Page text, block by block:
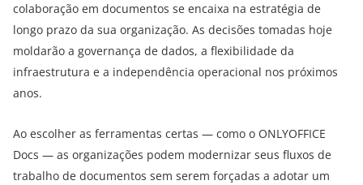
colaboração em documentos se encaixa na estratégia de
longo prazo da sua organização. As decisões tomadas hoje
moldarão a governança de dados, a flexibilidade da
infraestrutura e a independência operacional nos próximos
anos.
Ao escolher as ferramentas certas — como o ONLYOFFICE
Docs — as organizações podem modernizar seus fluxos de
trabalho de documentos sem serem forçadas a adotar um